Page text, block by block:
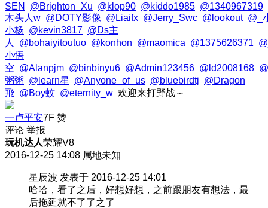
SEN
@Brighton_Xu @klop90 @kiddo1985 @1340967319
木头人w @DOTY影像 @Liaifx @Jerry_Swc @lookout @_
小杨 @kevin3817 @Ds主
人
@bohaiyitoutuo @konhon @maomica @1375626371
小悟
空 @Alanpjm @binbinyu6 @Admin123456 @ld2008168
粥粥 @learn星 @Anyone_of_us @bluebirdtj @Dragon
飛 @Boy蚊 @eternity_w 欢迎来打野战～
一卢平安7F 赞
评论 举报
玩机达人荣耀V8
2016-12-25 14:08 属地未知
星辰波 发表于 2016-12-25 14:01
哈哈，看了之后，好想好想，之前跟朋友有想法，最
后拖延就不了了之了